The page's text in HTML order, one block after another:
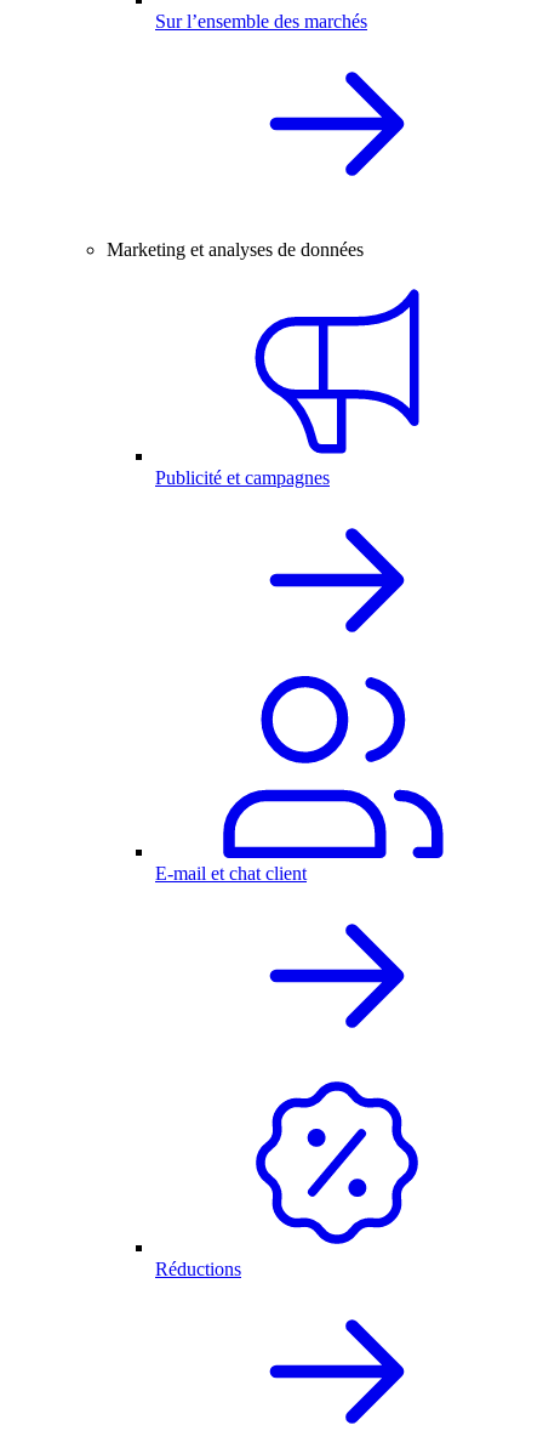
Sur l’ensemble des marchés
Marketing et analyses de données
Publicité et campagnes
E-mail et chat client
Réductions